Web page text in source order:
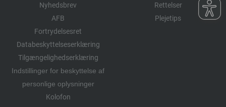
Nyhedsbrev
AFB
Fortrydelsesret
Databeskyttelseserklæring
Tilgængelighedserklæring
Indstillinger for beskyttelse af
personlige oplysninger
Kolofon
Rettelser
Plejetips